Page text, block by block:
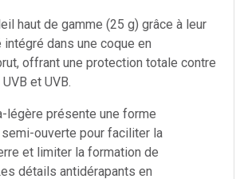
haut de gamme (25 g) grâce à leur
dans une coque en
offrant une protection totale contre
et UVB.
légère présente une forme
ouverte pour faciliter la
et limiter la formation de
détails antidérapants en